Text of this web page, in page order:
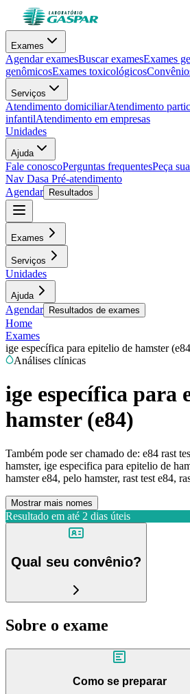
Exames
Agendar examesBuscar examesExames
genômicosExames toxicológicos
Serviços
Atendimento domiciliarAtendimento
infantilAtendimento em empresas
Unidades
Ajuda
Fale conoscoPerguntas frequentesPeça
Nav Dasa Pré-atendimento
Agendar
Resultados
Exames
Serviços
Unidades
Ajuda
Agendar Resultados de exames
Home
Exames
ige específica para epitelio de hamster
Análises clínicas
ige específica para
hamster (e84)
Também pode ser chamado de: e84 rast
hamster, ige especifica para epitelio de
hamster e84, pelo hamster, rast test e84,
Mostrar mais nomes
Resultado em até 2 dias úteis
Qual seu convênio?
Sobre o exame
Como se preparar